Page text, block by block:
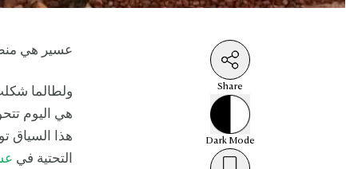
Share
DarkMode
عسير هي
ولطالما
هي اليوم
هذا السياق
التحتية في